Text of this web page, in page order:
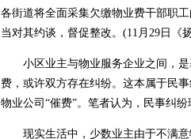
各街道将全面采集欠缴物业费干部职
当对其约谈，督促整改。(11月29日《
小区业主与物业服务企业之间，是
费，或许双方存在纠纷。这本属于民
物业公司“催费”。笔者认为，民事纠
现实生活中，少数业主由于不满意